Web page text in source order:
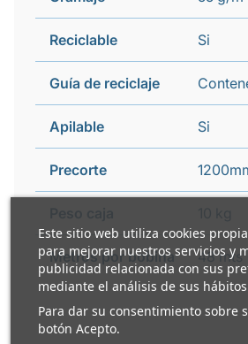
Este sitio web utiliza cookies
para mejorar nuestros servicios y
publicidad relacionada con sus
mediante el análisis de sus
Para dar su consentimiento sobre
botón Acepto.
Reciclable Si
Guía de reciclaje
Apilable Si
Precorte
Metros por bobina 48 mts